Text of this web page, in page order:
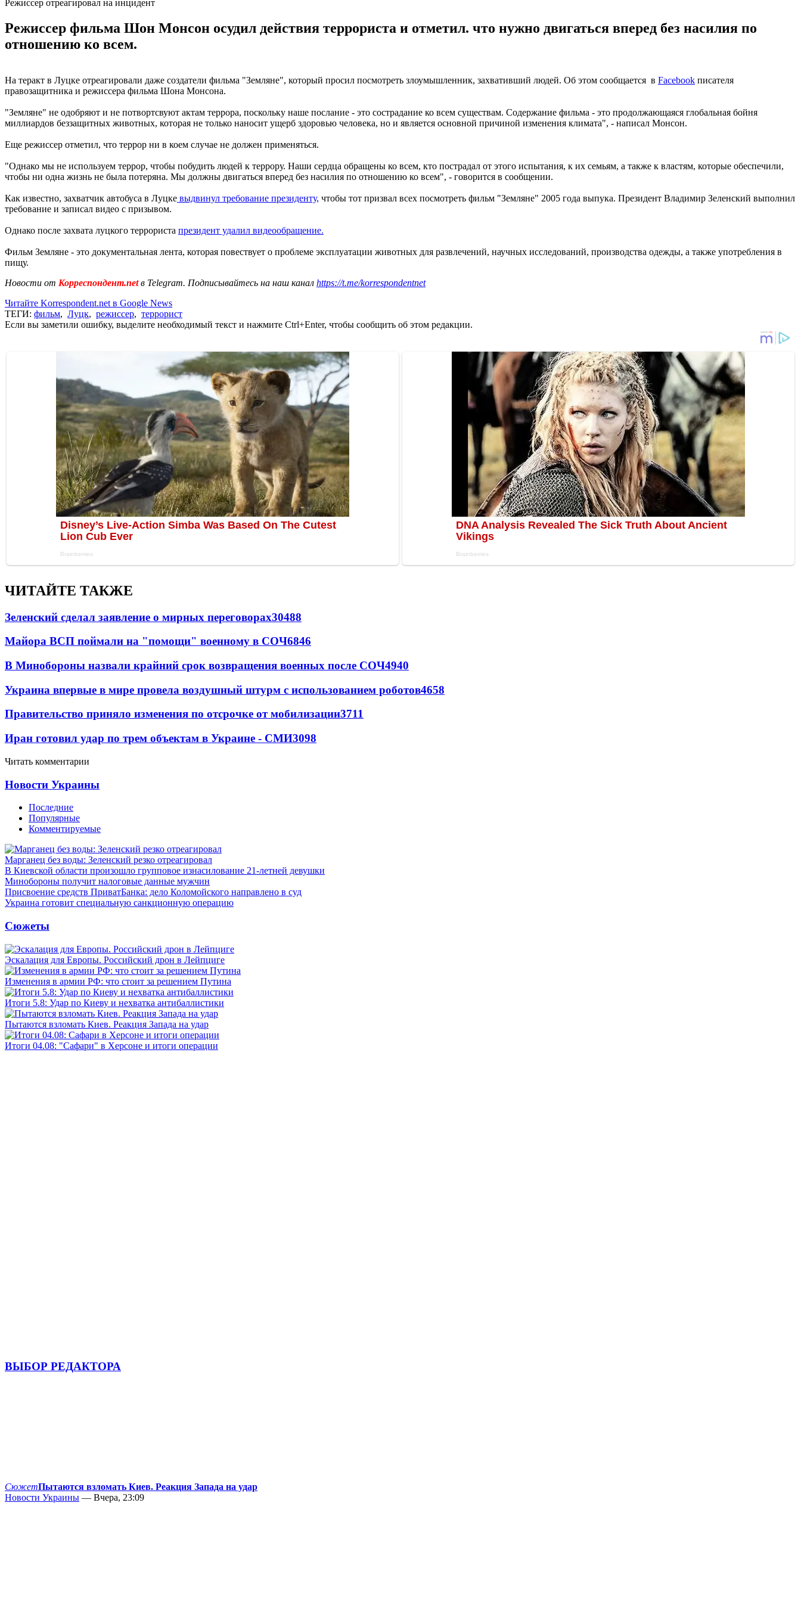
Режиссер отреагировал на инцидент
Режиссер фильма Шон Монсон осудил действия террориста и отметил. что нужно двигаться вперед без насилия по
отношению ко всем.
На теракт в Луцке отреагировали даже создатели фильма "Земляне", который просил посмотреть злоумышленник, захвативший людей. Об этом сообщается в Facebook писателя
правозащитника и режиссера фильма Шона Монсона.
"Земляне" не одобряют и не потвортсвуют актам террора, поскольку наше послание - это сострадание ко всем существам. Содержание фильма - это продолжающаяся глобальная бойня
миллиардов беззащитных животных, которая не только наносит ущерб здоровью человека, но и является основной причиной изменения климата", - написал Монсон.
Еще режиссер отметил, что террор ни в коем случае не должен применяться.
"Однако мы не используем террор, чтобы побудить людей к террору. Наши сердца обращены ко всем, кто пострадал от этого испытания, к их семьям, а также к властям, которые обеспечили,
чтобы ни одна жизнь не была потеряна. Мы должны двигаться вперед без насилия по отношению ко всем", - говорится в сообщении.
Как известно, захватчик автобуса в Луцке выдвинул требование президенту, чтобы тот призвал всех посмотреть фильм "Земляне" 2005 года выпука. Президент Владимир Зеленский выполнил
требование и записал видео с призывом.
Однако после захвата луцкого террориста президент удалил видеообращение.
Фильм Земляне - это документальная лента, которая повествует о проблеме эксплуатации животных для развлечений, научных исследований, производства одежды, а также употребления в
пищу.
Новости от Корреспондент.netв Telegram. Подписывайтесь на наш канал https://t.me/korrespondentnet
Читайте Korrespondent.net в Google News
ТЕГИ: фильм, Луцк, режиссер, террорист
Если вы заметили ошибку, выделите необходимый текст и нажмите Ctrl+Enter, чтобы сообщить об этом редакции.
ЧИТАЙТЕ ТАКЖЕ
Зеленский сделал заявление о мирных переговорах30488
Майора ВСП поймали на "помощи" военному в СОЧ6846
В Минобороны назвали крайний срок возвращения военных после СОЧ4940
Украина впервые в мире провела воздушный штурм с использованием роботов4658
Правительство приняло изменения по отсрочке от мобилизации3711
Иран готовил удар по трем объектам в Украине - СМИ3098
Читать комментарии
Новости Украины
Последние
Популярные
Комментируемые
Марганец без воды: Зеленский резко отреагировал
В Киевской области произошло групповое изнасилование 21-летней девушки
Минобороны получит налоговые данные мужчин
Присвоение средств ПриватБанка: дело Коломойского направлено в суд
Украина готовит специальную санкционную операцию
Сюжеты
Эскалация для Европы. Российский дрон в Лейпциге
Изменения в армии РФ: что стоит за решением Путина
Итоги 5.8: Удар по Киеву и нехватка антибаллистики
Пытаются взломать Киев. Реакция Запада на удар
Итоги 04.08: "Сафари" в Херсоне и итоги операции
ВЫБОР РЕДАКТОРА
СюжетПытаются взломать Киев. Реакция Запада на удар
Новости Украины — Вчера, 23:09